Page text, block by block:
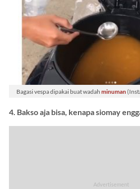
Bagasi vespa dipakai buat wadah minuman
4. Bakso aja bisa, kenapa siomay